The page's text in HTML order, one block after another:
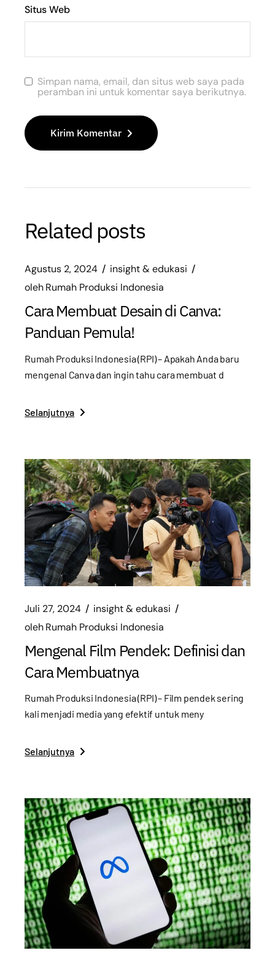
Situs Web
Simpan nama, email, dan situs web saya pada
peramban ini untuk komentar saya berikutnya.
Kirim Komentar
Related posts
Agustus 2, 2024
insight & edukasi
olehRumah Produksi Indonesia
Cara Membuat Desain di Canva:
Panduan Pemula!
Rumah Produksi Indonesia (RPI) – Apakah Anda baru
mengenal Canva dan ingin tahu cara membuat d
Selanjutnya
Juli 27, 2024
insight & edukasi
olehRumah Produksi Indonesia
Mengenal Film Pendek: Definisi dan
Cara Membuatnya
Rumah Produksi Indonesia (RPI) – Film pendek sering
kali menjadi media yang efektif untuk meny
Selanjutnya